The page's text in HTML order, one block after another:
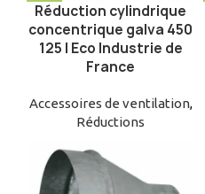
Réduction cylindrique
concentrique galva 450
125 | Eco Industrie de
France
Accessoires de ventilation,
Réductions